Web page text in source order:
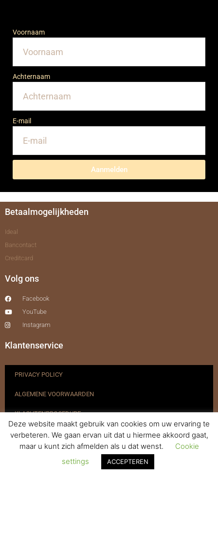
Voornaam
Achternaam
E-mail
Aanmelden
Betaalmogelijkheden
Ideal
Bancontact
Creditcard
Volg ons
Facebook
YouTube
Instagram
Klantenservice
PRIVACY POLICY
ALGEMENE VOORWAARDEN
KLACHTENPROCEDURE
VERZENDEN & RETOURNEREN
Deze website maakt gebruik van cookies om uw ervaring te
verbeteren. We gaan ervan uit dat u hiermee akkoord gaat,
maar u kunt zich afmelden als u dat wenst.
Cookie
settings
ACCEPTEREN